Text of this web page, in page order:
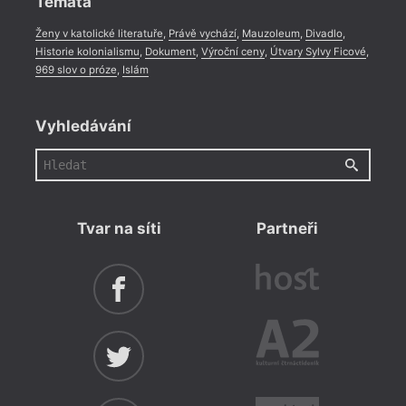
Ženy v katolické literatuře, Právě vychází, Mauzoleum, Divadlo,
Historie kolonialismu, Dokument, Výroční ceny, Útvary Sylvy Ficové,
969 slov o próze, Islám
Vyhledávání
Tvar na síti Partneři